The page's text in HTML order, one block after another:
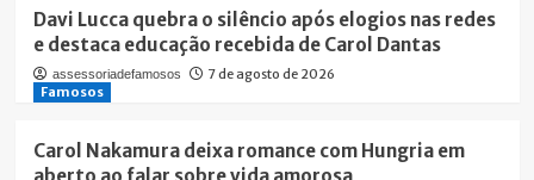
Davi Lucca quebra o silêncio após elogios nas redes
e destaca educação recebida de Carol Dantas
assessoriadefamosos
7 de agosto de 2026
Famosos
Carol Nakamura deixa romance com Hungria em